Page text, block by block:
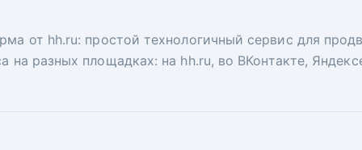
от hh.ru: простой технологичный сервис для
на разных площадках: на hh.ru, во ВКонтакте,
вакансий на главной странице hh.ru.
ключ. Решите, сколько кандидатов и когда вам
рекрутеры и проектные менеджеры hh.ru с